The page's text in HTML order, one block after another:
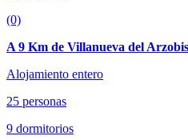
(0)
A 9 Km de Villanueva del
Alojamiento entero
25 personas
9 dormitorios